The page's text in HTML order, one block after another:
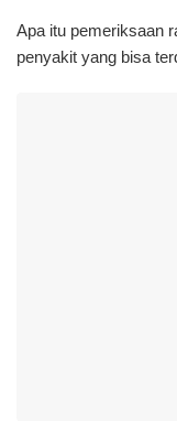
Apa itu pemeriksaan
penyakit yang bisa